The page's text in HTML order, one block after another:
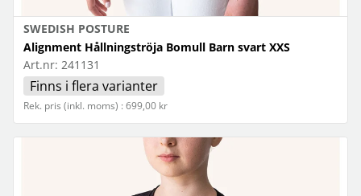
SWEDISH POSTURE
Alignment Hållningströja Bomull Barn svart XXS
Art.nr: 241131
Finns i flera varianter
Rek. pris (inkl. moms) : 699,00 kr